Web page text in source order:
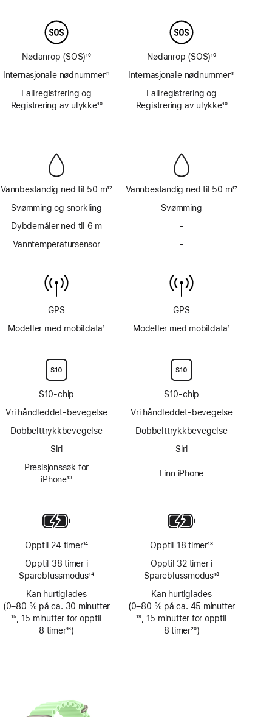
Nødanrop (SOS)10
Internasjonale nødnummer11
Fallregistrering og
Registrering av ulykke10
-
Vannbestandig ned til 50 m12
Svømming og snorkling
Dybdemåler ned til 6 m
Vanntemperatursensor
GPS
Modeller med mobildata1
S10-chip
Vri håndleddet-bevegelse
Dobbelttrykkbevegelse
Siri
Presisjonssøk for
iPhone13
Opptil 24 timer14
Opptil 38 timer i
Spareblussmodus14
Kan hurtiglades
(0–80 % på ca. 30 minutter
Fotnote
15, 15 minutter for opptil
8 timer16)
Nødanrop (SOS)10
Internasjonale nødnummer11
Fallregistrering og
Registrering av ulykke10
-
Vannbestandig ned til 50 m17
Svømming
-
til
6 m
-
GPS
Modeller med mobildata1
S10-chip
Vri håndleddet-bevegelse
Dobbelttrykkbevegelse
Siri
Finn iPhone
Opptil 18 timer18
Opptil 32 timer i
Spareblussmodus18
Kan hurtiglades
(0–80 % på ca. 45 minutter
Fotnote
19, 15 minutter for opptil
8 timer20)